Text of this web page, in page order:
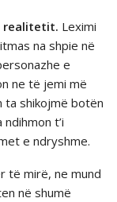
realitetit. Leximi
na shpie në
e
ne të jemi më
shikojmë botën
t’i
e ndryshme.
të mirë, ne mund
në shumë